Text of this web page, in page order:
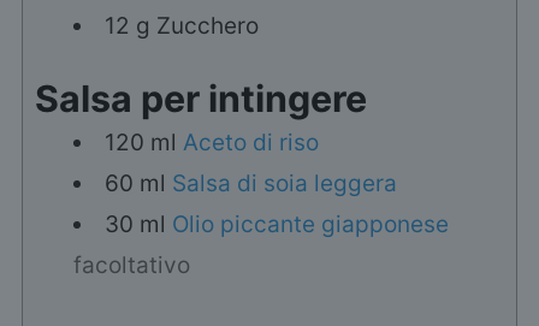
12 g Zucchero
Salsa per intingere
120 ml Aceto di riso
60 ml Salsa di soia leggera
30 ml Olio piccante giapponese
facoltativo